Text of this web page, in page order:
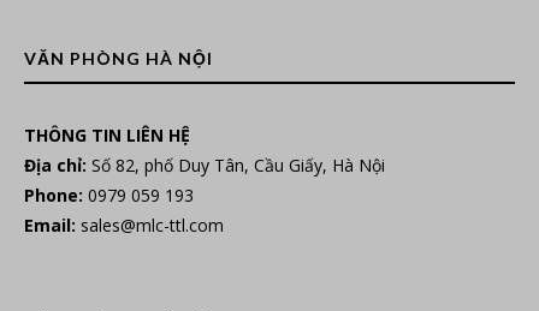
VĂN PHÒNG HÀ NỘI
THÔNG TIN LIÊN HỆ
Địa chỉ: Số 82, phố Duy Tân, Cầu Giấy, Hà Nội
Phone: 0979 059 193
Email: sales@mlc-ttl.com